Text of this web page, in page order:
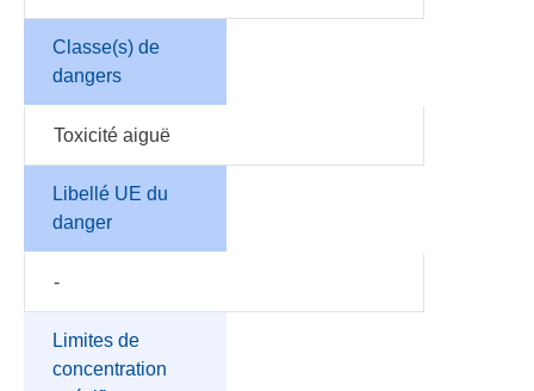
Classe(s) de
dangers
Toxicité aiguë
Libellé UE du
danger
-
Limites de
concentration